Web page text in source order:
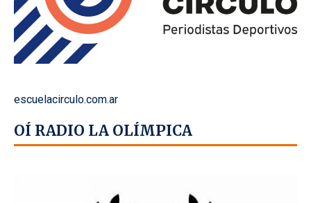
escuelacirculo.com.ar
OÍ RADIO LA OLÍMPICA